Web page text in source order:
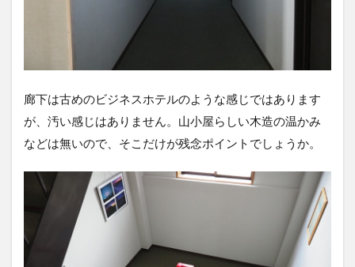
廊下は古めのビジネスホテルのような感じではあります
が、汚い感じはありません。山小屋らしい木造の温かみ
などは無いので、そこだけが残念ポイントでしょうか。